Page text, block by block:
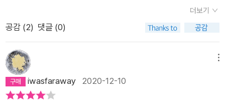
잠깐 도시를 떠나도 시 한 수 너끈히 쓸 것 같은 감상에 젖게 되는
데그 멋진 곳에서 저자는 충분히 내 안의 어린 예술가를 만났을꺼
의 이야기여서인지더 흥미롭게 읽었던 오래 준비해온 대답...오늘
저녁엔 알라딘에서 함께 구입한 굿즈 이탈리아 뱀주사위놀이로
아이들과 베라내기 타이틀전을 할 생각이다. ^^
보지 않은 DVD들, 듣지 않는 CD들이 너무 많았다. 인터넷서점
에서 습관적으로 사들인 책들이 왜 자기를 읽어주지 않느냐고 일
순간을 미래로 이월해버린다. 나중에는 보겠지. 언젠가 들을 날이
있을 거야. 그러나 그런 날은 여간해서 오지 않는다. 새로운 물건
들이 계속 도착하기 때문이다. 나는 한순간의 만족을 위해 사들
더보기
공감 (2) 댓글 (0)
iwasfaraway 2020-12-10